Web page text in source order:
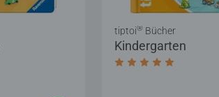
Kindergarten
Durchschnittliche
tiptoi® Bücher